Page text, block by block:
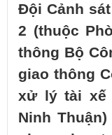
Đội Cảnh
2 (thuộc
thông Bộ
giao thông
xử lý tài xế
Ninh